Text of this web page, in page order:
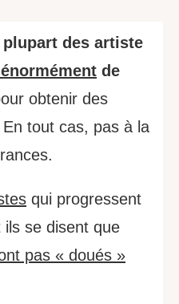
plupart des artiste
de
obtenir des
tout cas, pas à la
qui progressent
ils se disent que
pas « doués »